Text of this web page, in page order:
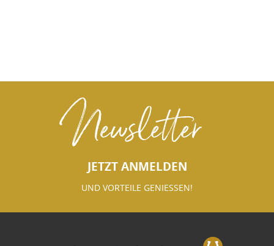
Newsletter
JETZT ANMELDEN
UND VORTEILE GENIESSEN!